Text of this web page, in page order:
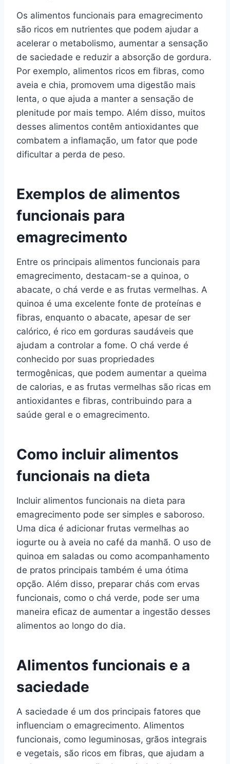
Os alimentos funcionais para emagrecimento
são ricos em nutrientes que podem ajudar a
acelerar o metabolismo, aumentar a sensação
de saciedade e reduzir a absorção de gordura.
Por exemplo, alimentos ricos em fibras, como
aveia e chia, promovem uma digestão mais
lenta, o que ajuda a manter a sensação de
plenitude por mais tempo. Além disso, muitos
desses alimentos contêm antioxidantes que
combatem a inflamação, um fator que pode
dificultar a perda de peso.
Exemplos de alimentos
funcionais para
emagrecimento
Entre os principais alimentos funcionais para
emagrecimento, destacam-se a quinoa, o
abacate, o chá verde e as frutas vermelhas. A
quinoa é uma excelente fonte de proteínas e
fibras, enquanto o abacate, apesar de ser
calórico, é rico em gorduras saudáveis que
ajudam a controlar a fome. O chá verde é
conhecido por suas propriedades
termogênicas, que podem aumentar a queima
de calorias, e as frutas vermelhas são ricas em
antioxidantes e fibras, contribuindo para a
saúde geral e o emagrecimento.
Como incluir alimentos
funcionais na dieta
Incluir alimentos funcionais na dieta para
emagrecimento pode ser simples e saboroso.
Uma dica é adicionar frutas vermelhas ao
iogurte ou à aveia no café da manhã. O uso de
quinoa em saladas ou como acompanhamento
de pratos principais também é uma ótima
opção. Além disso, preparar chás com ervas
funcionais, como o chá verde, pode ser uma
maneira eficaz de aumentar a ingestão desses
alimentos ao longo do dia.
Alimentos funcionais e a
saciedade
A saciedade é um dos principais fatores que
influenciam o emagrecimento. Alimentos
funcionais, como leguminosas, grãos integrais
e vegetais, são ricos em fibras, que ajudam a